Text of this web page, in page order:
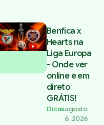
Benfica x
Hearts na
Liga Europa
- Onde ver
online e em
direto
GRÁTIS!
Dicasagosto
6, 2026